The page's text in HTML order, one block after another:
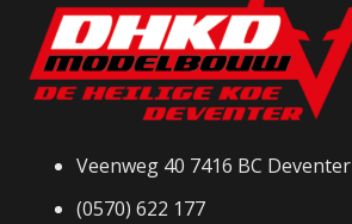
Veenweg 40 7416 BC Deventer
(0570) 622 177